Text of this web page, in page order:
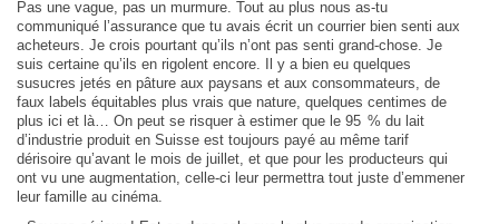
Pas une vague, pas un murmure. Tout au plus nous as-tu
communiqué l’assurance que tu avais écrit un courrier bien senti aux
acheteurs. Je crois pourtant qu’ils n’ont pas senti grand-chose. Je
suis certaine qu’ils en rigolent encore. Il y a bien eu quelques
susucres jetés en pâture aux paysans et aux consommateurs, de
faux labels équitables plus vrais que nature, quelques centimes de
plus ici et là… On peut se risquer à estimer que le 95 % du lait
d’industrie produit en Suisse est toujours payé au même tarif
dérisoire qu’avant le mois de juillet, et que pour les producteurs qui
ont vu une augmentation, celle-ci leur permettra tout juste d’emmener
leur famille au cinéma.